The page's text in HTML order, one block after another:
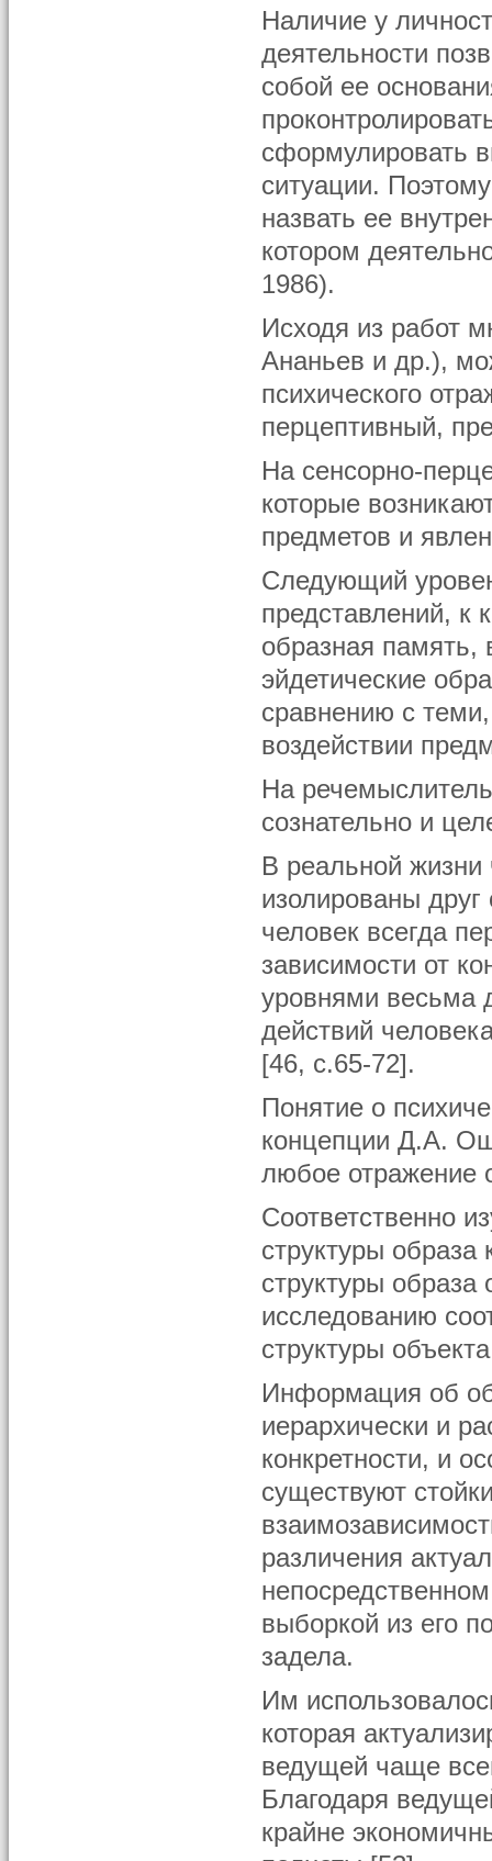
Наличие у
деятельности
собой ее
сформулировать
ситуации.
назвать ее
котором
1986).
Исходя из работ
Ананьев и др.),
психического
перцептивный,
На сенсорно-
которые
предметов и
Следующий
представлений, к
образная память,
эйдетические
сравнению с
воздействии
На
сознательно и
В реальной жизни
изолированы
человек всегда
зависимости от
уровнями весьма
действий
[46, с.65-72].
Понятие о
концепции Д.А.
любое отражение
Соответственно
структуры образа
структуры образа
исследованию
структуры
Информация об
иерархически и
конкретности, и
существуют
различения
выборкой из его
задела.
Им
которая
ведущей чаще
Благодаря
крайне